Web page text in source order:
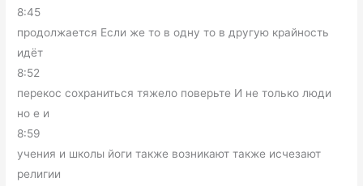
8:45
продолжается Если же то в одну то в другую крайность
идёт
8:52
перекос сохраниться тяжело поверьте И не только люди
но е и
8:59
учения и школы йоги также возникают также исчезают
религии